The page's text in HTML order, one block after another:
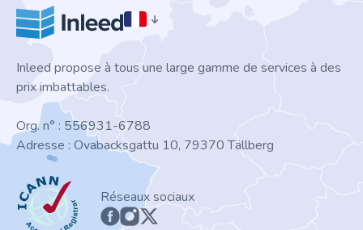
Inleed propose à tous une large gamme de services à des
prix imbattables.
Org. n° : 556931-6788
Adresse : Ovabacksgattu 10, 79370 Tällberg
ICANN
Réseaux sociaux